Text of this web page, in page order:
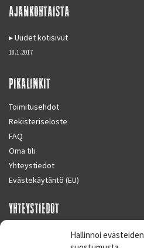
Hallinnoi evästeiden
AJANKOHTAISTA
Uudet kotisivut
18.1.2017
PIKALINKIT
Toimitusehdot
Rekisteriseloste
FAQ
Oma tili
Yhteystiedot
Evästekäytäntö (EU)
YHTEYSTIEDOT
SUPERMOTO CENTER